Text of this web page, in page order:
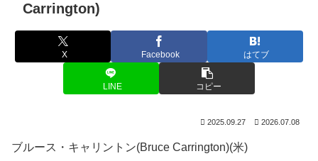
Carrington)
X Facebook はてブ
LINE コピー
2025.09.27 2026.07.08
ブルース・キャリントン(Bruce Carrington)(米)